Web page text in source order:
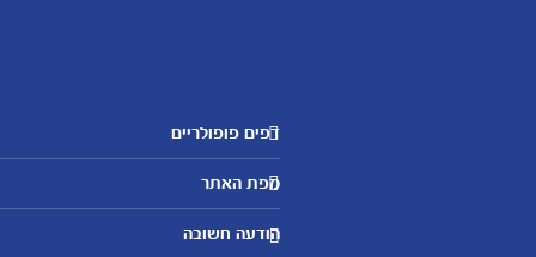
דפים פופולריים
מטרנה לשירותכם
היועצות שלנו
שאלות נפוצות
מפת האתר
אבני דרך
לקראת הריון
הודעה חשובה